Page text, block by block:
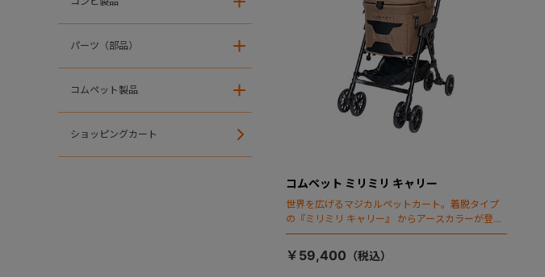
パーツ（部品）
コムペット製品
ショッピングカート
コムペット ミリミリ キャリー
世界を広げるマジカルペットカート。着脱タイプ
の『ミリミリ キャリー』 からアースカラーが登
場！
￥59,400